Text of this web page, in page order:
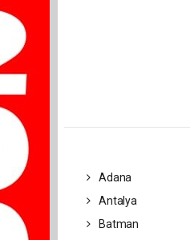
Adana
Antalya
Batman